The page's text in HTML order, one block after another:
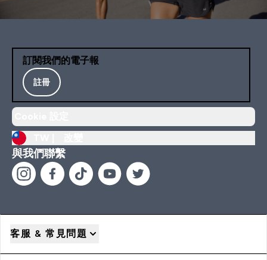
訂閱我們的電子報
註冊
與我們聯繫
客服 & 常見問題